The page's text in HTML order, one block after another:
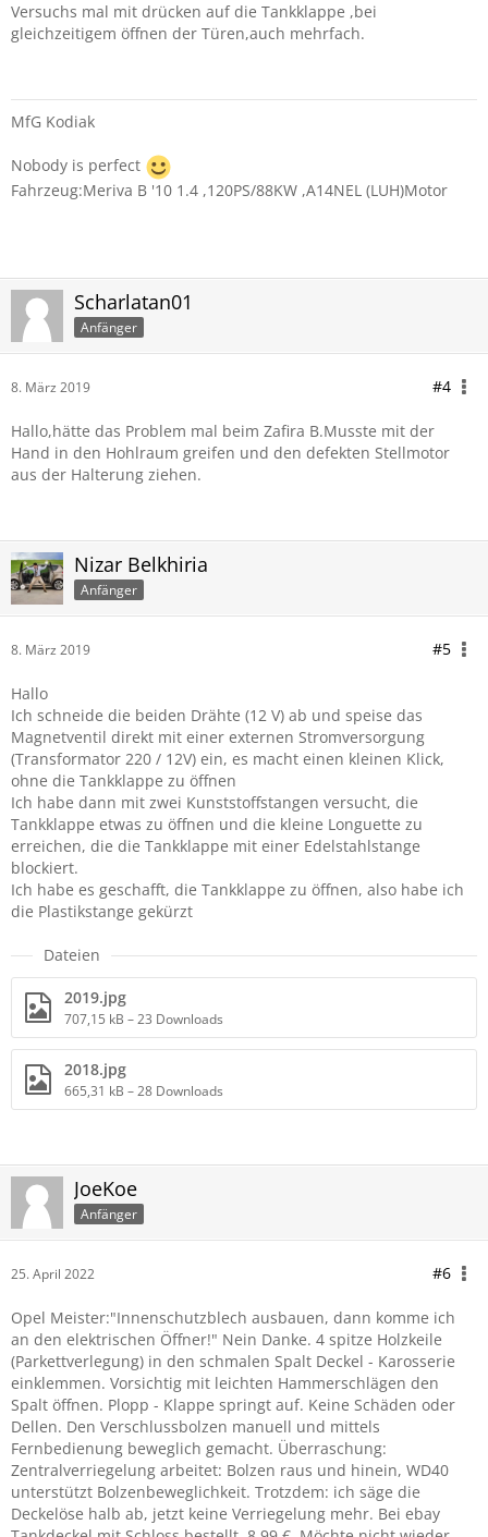
Versuchs mal mit drücken auf die Tankklappe ,bei
gleichzeitigem öffnen der Türen,auch mehrfach.
MfG Kodiak
Nobody is perfect
Fahrzeug:Meriva B '10 1.4 ,120PS/88KW ,A14NEL (LUH)Motor
Scharlatan01
Anfänger
8. März 2019 #4
Hallo,hätte das Problem mal beim Zafira B.Musste mit der
Hand in den Hohlraum greifen und den defekten Stellmotor
aus der Halterung ziehen.
Nizar Belkhiria
Anfänger
8. März 2019 #5
Hallo
Ich schneide die beiden Drähte (12 V) ab und speise das
Magnetventil direkt mit einer externen Stromversorgung
(Transformator 220 / 12V) ein, es macht einen kleinen Klick,
ohne die Tankklappe zu öffnen
Ich habe dann mit zwei Kunststoffstangen versucht, die
Tankklappe etwas zu öffnen und die kleine Longuette zu
erreichen, die die Tankklappe mit einer Edelstahlstange
blockiert.
Ich habe es geschafft, die Tankklappe zu öffnen, also habe ich
die Plastikstange gekürzt
Dateien
2019.jpg
707,15 kB – 23 Downloads
2018.jpg
665,31 kB – 28 Downloads
JoeKoe
Anfänger
25. April 2022 #6
Opel Meister:"Innenschutzblech ausbauen, dann komme ich
an den elektrischen Öffner!" Nein Danke. 4 spitze Holzkeile
(Parkettverlegung) in den schmalen Spalt Deckel - Karosserie
einklemmen. Vorsichtig mit leichten Hammerschlägen den
Spalt öffnen. Plopp - Klappe springt auf. Keine Schäden oder
Dellen. Den Verschlussbolzen manuell und mittels
Fernbedienung beweglich gemacht. Überraschung:
Zentralverriegelung arbeitet: Bolzen raus und hinein, WD40
unterstützt Bolzenbeweglichkeit. Trotzdem: ich säge die
Deckelöse halb ab, jetzt keine Verriegelung mehr. Bei ebay